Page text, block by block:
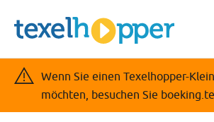
Wenn Sie einen Texelhopper-
möchten, besuchen Sie